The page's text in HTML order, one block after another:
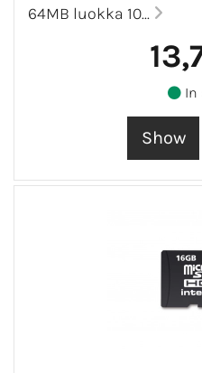
64MB luokka 10...
In